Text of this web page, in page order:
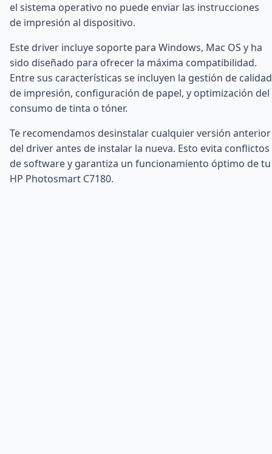
el sistema operativo no puede enviar las instrucciones
de impresión al dispositivo.
Este driver incluye soporte para Windows, Mac OS y ha
sido diseñado para ofrecer la máxima compatibilidad.
Entre sus características se incluyen la gestión de calidad
de impresión, configuración de papel, y optimización del
consumo de tinta o tóner.
Te recomendamos desinstalar cualquier versión anterior
del driver antes de instalar la nueva. Esto evita conflictos
de software y garantiza un funcionamiento óptimo de tu
HP Photosmart C7180.